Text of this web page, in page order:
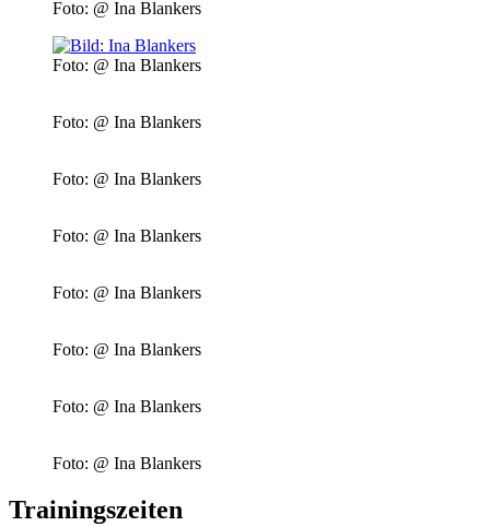
Foto: @ Ina Blankers
Foto: @ Ina Blankers
Foto: @ Ina Blankers
Foto: @ Ina Blankers
Foto: @ Ina Blankers
Foto: @ Ina Blankers
Foto: @ Ina Blankers
Foto: @ Ina Blankers
Foto: @ Ina Blankers
Trainingszeiten